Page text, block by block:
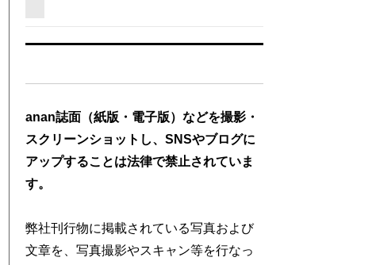
anan誌面（紙版・電子版）などを撮影・
スクリーンショットし、SNSやブログに
アップすることは法律で禁止されていま
す。
弊社刊行物に掲載されている写真および
文章を、写真撮影やスキャン等を行なっ